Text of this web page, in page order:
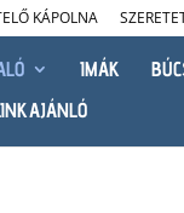
KÁPOLNA
IMÁK